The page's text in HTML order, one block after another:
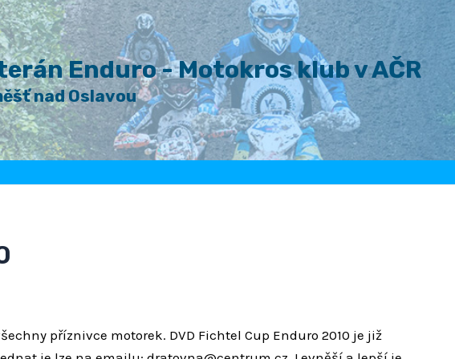
Enduro - Motokros klub v AČR
nad Oslavou
příznivce motorek. DVD Fichtel Cup Enduro 2010 je již